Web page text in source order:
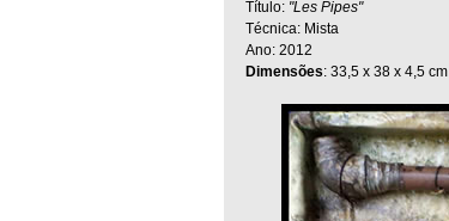
Título: "Les Pipes"
Técnica: Mista
Ano: 2012
Dimensões: 33,5 x 38 x 4,5 cm